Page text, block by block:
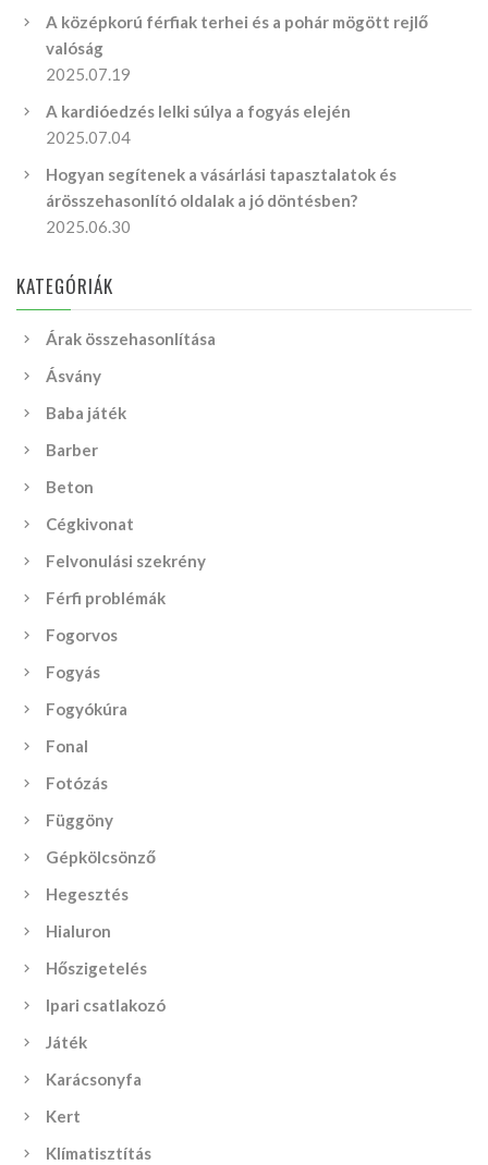
A középkorú férfiak terhei és a pohár mögött rejlő
valóság
2025.07.19
A kardióedzés lelki súlya a fogyás elején
2025.07.04
Hogyan segítenek a vásárlási tapasztalatok és
árösszehasonlító oldalak a jó döntésben?
2025.06.30
KATEGÓRIÁK
Árak összehasonlítása
Ásvány
Baba játék
Barber
Beton
Cégkivonat
Felvonulási szekrény
Férfi problémák
Fogorvos
Fogyás
Fogyókúra
Fonal
Fotózás
Függöny
Gépkölcsönző
Hegesztés
Hialuron
Hőszigetelés
Ipari csatlakozó
Játék
Karácsonyfa
Kert
Klímatisztítás